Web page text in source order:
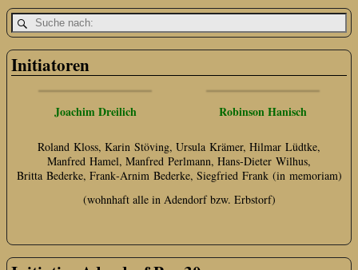
Initiatoren
Joachim Dreilich Robinson Hanisch
Roland Kloss, Karin Stöving, Ursula Krämer, Hilmar Lüdtke,
Manfred Hamel, Manfred Perlmann, Hans‑Dieter Wilhus,
Britta Bederke, Frank‑Arnim Bederke, Siegfried Frank (in memoriam)
(wohnhaft alle in Adendorf bzw. Erbstorf)